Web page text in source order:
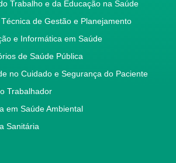
Trabalho e da Educação na Saúde
de Gestão e Planejamento
e Informática em Saúde
de Saúde Pública
no Cuidado e Segurança do Paciente
Trabalhador
em Saúde Ambiental
Sanitária